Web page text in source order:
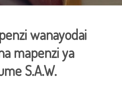
wanayodai
mapenzi ya
S.A.W.